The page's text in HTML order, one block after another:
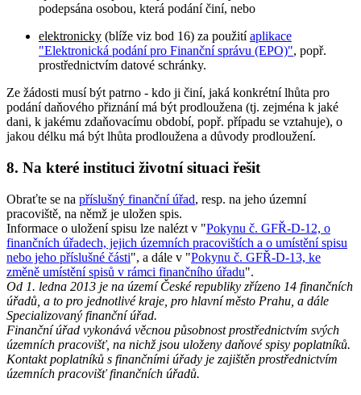
podepsána osobou, která podání činí, nebo
elektronicky (blíže viz bod 16) za použitíaplikace
"Elektronická podání pro Finanční správu (EPO)", popř.
prostřednictvím datové schránky.
Ze žádosti musí být patrno - kdo ji činí, jaká konkrétní lhůta pro
podání daňového přiznání má být prodloužena (tj. zejména k jaké
dani, k jakému zdaňovacímu období, popř. případu se vztahuje), o
jakou délku má být lhůta prodloužena a důvody prodloužení.
8. Na které instituci životní situaci řešit
Obraťte se na příslušný finanční úřad, resp. na jeho územní
pracoviště, na němž je uložen spis.
Informace o uložení spisu lze nalézt v "Pokynu č. GFŘ-D-12, o
finančních úřadech, jejich územních pracovištích a o umístění spisu
nebo jeho příslušné části", a dále v "Pokynu č. GFŘ-D-13, ke
změně umístění spisů v rámci finančního úřadu".
Od 1. ledna 2013 je na území České republiky zřízeno 14 finančních
úřadů, a to pro jednotlivé kraje, pro hlavní město Prahu, a dále
Specializovaný finanční úřad.
Finanční úřad vykonává věcnou působnost prostřednictvím svých
územních pracovišť, na nichž jsou uloženy daňové spisy poplatníků.
Kontakt poplatníků s finančními úřady je zajištěn prostřednictvím
územních pracovišť finančních úřadů.